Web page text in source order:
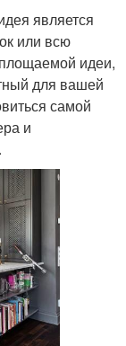
является
или всю
идеи,
для вашей
самой
и